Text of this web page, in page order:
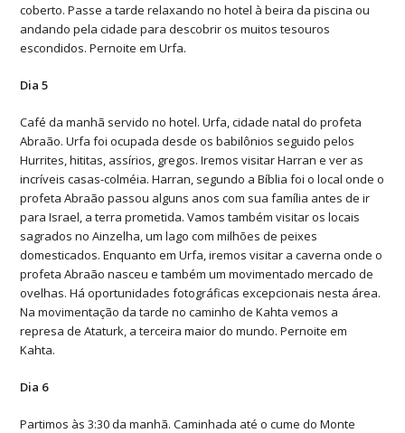
coberto. Passe a tarde relaxando no hotel à beira da piscina ou
andando pela cidade para descobrir os muitos tesouros
escondidos. Pernoite em Urfa.
Dia 5
Café da manhã servido no hotel. Urfa, cidade natal do profeta
Abraão. Urfa foi ocupada desde os babilônios seguido pelos
Hurrites, hititas, assírios, gregos. Iremos visitar Harran e ver as
incríveis casas-colméia. Harran, segundo a Bíblia foi o local onde o
profeta Abraão passou alguns anos com sua família antes de ir
para Israel, a terra prometida. Vamos também visitar os locais
sagrados no Ainzelha, um lago com milhões de peixes
domesticados. Enquanto em Urfa, iremos visitar a caverna onde o
profeta Abraão nasceu e também um movimentado mercado de
ovelhas. Há oportunidades fotográficas excepcionais nesta área.
Na movimentação da tarde no caminho de Kahta vemos a
represa de Ataturk, a terceira maior do mundo. Pernoite em
Kahta.
Dia 6
Partimos às 3:30 da manhã. Caminhada até o cume do Monte